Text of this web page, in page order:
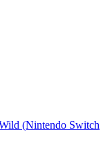
(Nintendo Switch